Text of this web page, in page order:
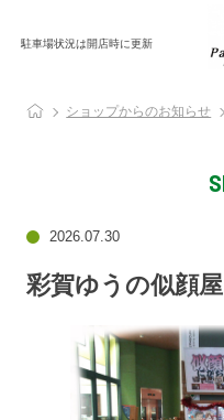
駐車場状況は開店時に更新
ショップからのお知らせ
2026.07.30
彩賀ゆうの似顔